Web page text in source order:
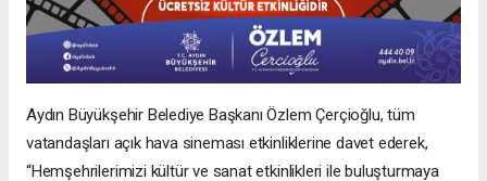
Aydın Büyükşehir Belediye Başkanı Özlem Çerçioğlu, tüm
vatandaşları açık hava sineması etkinliklerine davet ederek,
“Hemşehrilerimizi kültür ve sanat etkinlikleri ile buluşturmaya